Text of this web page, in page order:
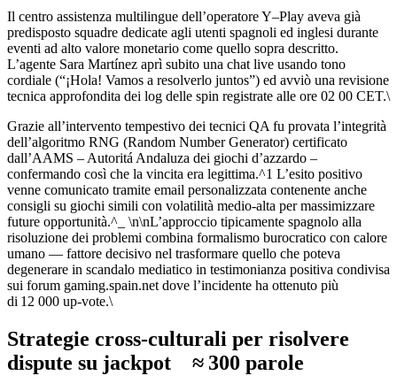
Il centro assistenza multilingue dell’operatore Y–Play aveva già
predisposto squadre dedicate agli utenti spagnoli ed inglesi durante
eventi ad alto valore monetario come quello sopra descritto.​
L’agente Sara Martínez aprì subito una chat live usando tono
cordiale (“¡Hola! Vamos a resolverlo juntos”)​ ed avviò una revisione
tecnica approfondita dei log delle spin registrate alle ore 02 00 CET.\
Grazie all’intervento tempestivo dei tecnici QA fu provata l’integrità
dell’algoritmo RNG (Random Number Generator) certificato
dall’AAMS – Autoritá Andaluza dei giochi d’azzardo –
confermando così che la vincita era legittima.^1 L’esito positivo
venne comunicato tramite email personalizzata contenente anche
consigli su giochi simili con volatilità medio‑alta per massimizzare
future opportunità.^_ \n\nL’approccio tipicamente spagnolo alla
risoluzione dei problemi combina formalismo burocratico con calore
umano — fattore decisivo nel trasformare quello che poteva
degenerare in scandalo mediatico in testimonianza positiva condivisa
sui forum gaming.spain.net dove l’incidente ha ottenuto più
di 12 000 up‑vote.\
Strategie cross‑culturali per risolvere
dispute su jackpot ≈ 300 parole